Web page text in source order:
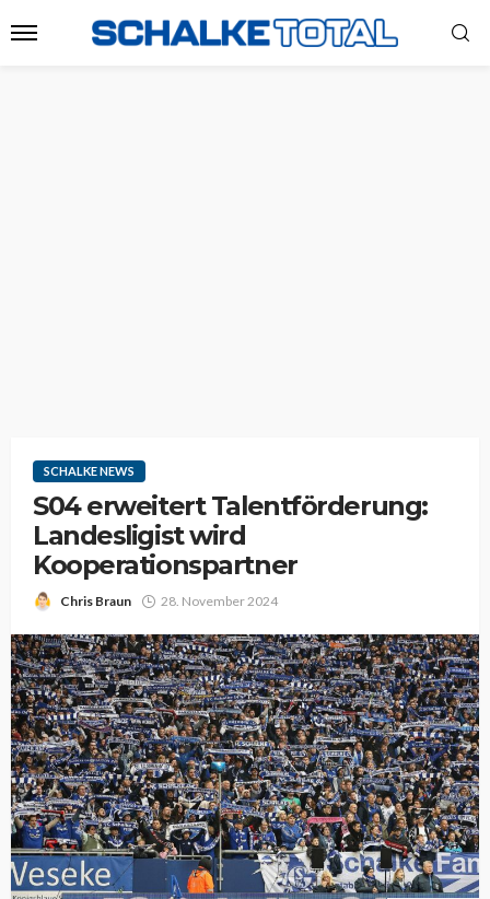
SCHALKE NEWS
S04 erweitert Talentförderung:
Landesligist wird
Kooperationspartner
Chris Braun 28. November 2024